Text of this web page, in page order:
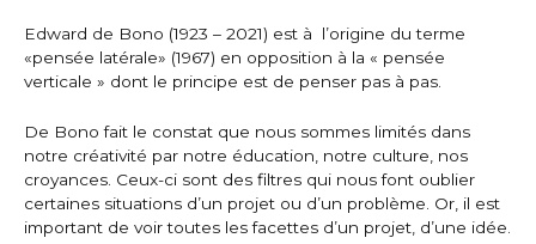
Edward de Bono (1923 – 2021) est à l’origine du terme
«pensée latérale» (1967) en opposition à la « pensée
verticale » dont le principe est de penser pas à pas.
De Bono fait le constat que nous sommes limités dans
notre créativité par notre éducation, notre culture, nos
croyances. Ceux-ci sont des filtres qui nous font oublier
certaines situations d’un projet ou d’un problème. Or, il est
important de voir toutes les facettes d’un projet, d’une idée.